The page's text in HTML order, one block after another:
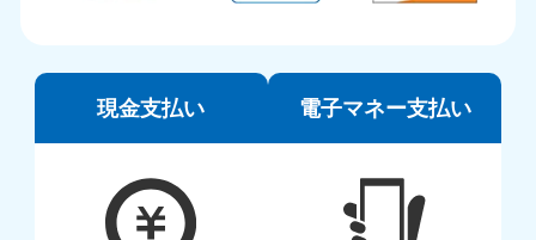
現金支払い 電子マネー支払い